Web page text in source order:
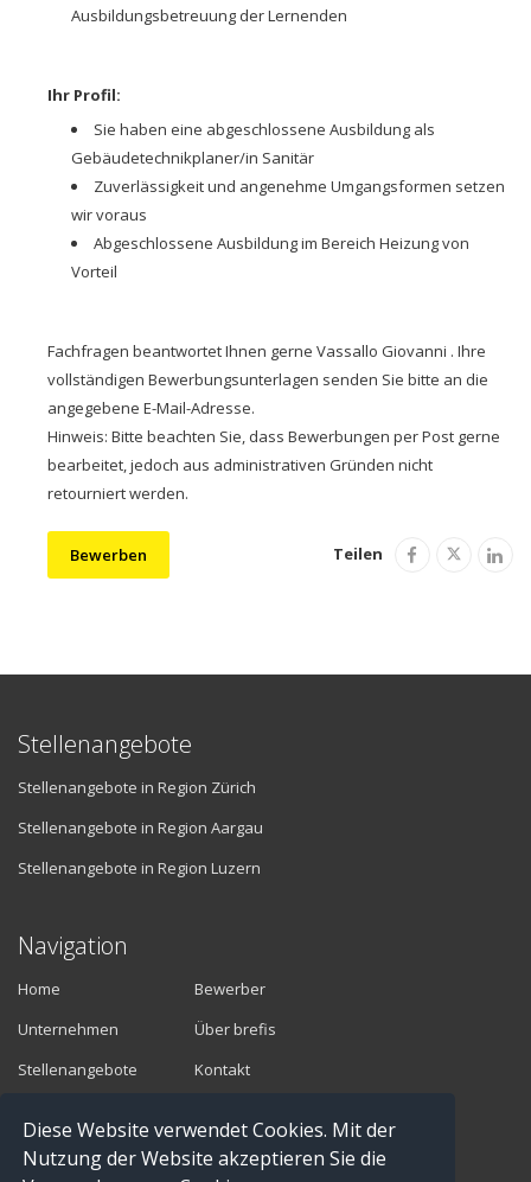
Diese Website verwendet Cookies. Mit der
Nutzung der Website akzeptieren Sie die
Ausbildungsbetreuung der Lernenden
Ihr Profil:
Sie haben eine abgeschlossene Ausbildung als
Gebäudetechnikplaner/in Sanitär
Zuverlässigkeit und angenehme Umgangsformen setzen
wir voraus
Abgeschlossene Ausbildung im Bereich Heizung von
Vorteil
Fachfragen beantwortet Ihnen gerne Vassallo Giovanni . Ihre
vollständigen Bewerbungsunterlagen senden Sie bitte an die
angegebene E-Mail-Adresse.
Hinweis: Bitte beachten Sie, dass Bewerbungen per Post gerne
bearbeitet, jedoch aus administrativen Gründen nicht
retourniert werden.
Bewerben Teilen
Stellenangebote
Stellenangebote in Region Zürich
Stellenangebote in Region Aargau
Stellenangebote in Region Luzern
Navigation
Home
Unternehmen
Stellenangebote
Bewerber
Über brefis
Kontakt
Vermittler